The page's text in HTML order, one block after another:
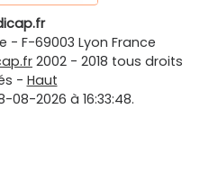
- F-69003 Lyon France
2002 - 2018 tous droits
- Haut
08-2026 à 16:33:48.